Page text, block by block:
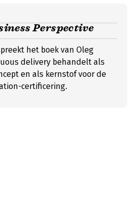
Perspective
het boek van Oleg
delivery behandelt als
en als kernstof voor de
certificering.